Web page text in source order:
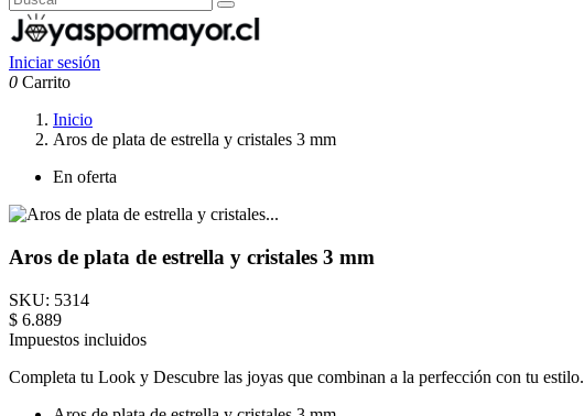
Iniciar sesión
0 Carrito
Inicio
Aros de plata de estrella y cristales 3 mm
En oferta
Aros de plata de estrella y cristales 3 mm
SKU: 5314
$ 6.889
Impuestos incluidos
Completa tu Look y Descubre las joyas que combinan a la perfección con tu estilo.